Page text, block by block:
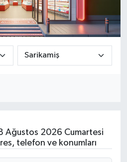
Ağustos 2026 Cumartesi
telefon ve konumları